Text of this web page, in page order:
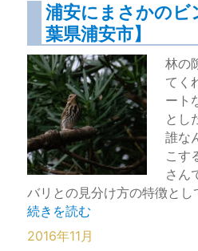
浦安にまさかのビ
葉県浦安市】
林の
てく
ート
とし
誰な
こす
さん
バリとの見分け方の特徴と
“浦安にまさかのビンズイさ
続きを読む
2016年11月